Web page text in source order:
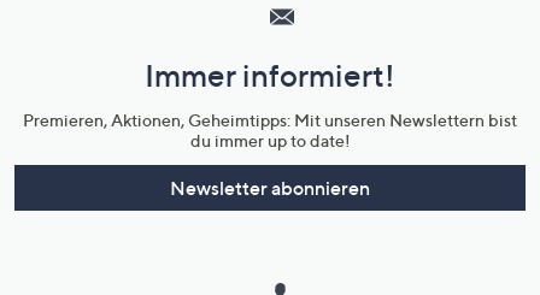
Unternehmensinformationen
Immer informiert!
Premieren, Aktionen, Geheimtipps: Mit unseren Newslettern bist
du immer up to date!
Newsletter abonnieren